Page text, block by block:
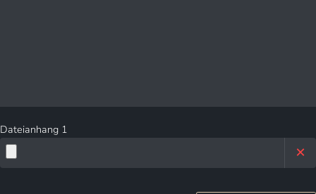
Dateianhang 1
×